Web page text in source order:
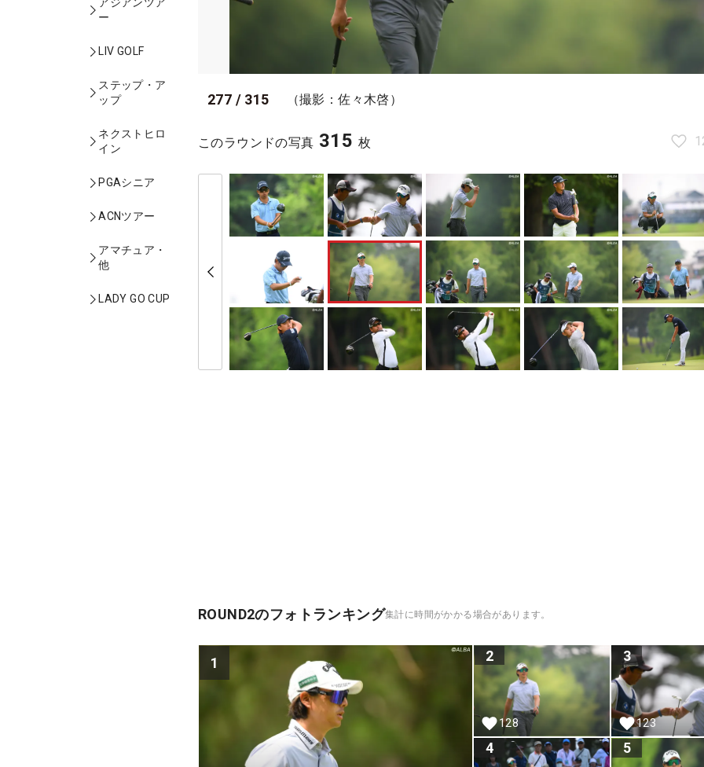
ー
LIV GOLF
ステップ・ア
ップ
ネクストヒロ
イン
PGAシニア
ACNツアー
アマチュア・
他
LADY GO CUP
277 / 315 （撮影：佐々木啓）
このラウンドの写真 315 枚
ROUND2のフォトランキング集計に時間がかかる場合があります。
1 2
128
3
123
4 5